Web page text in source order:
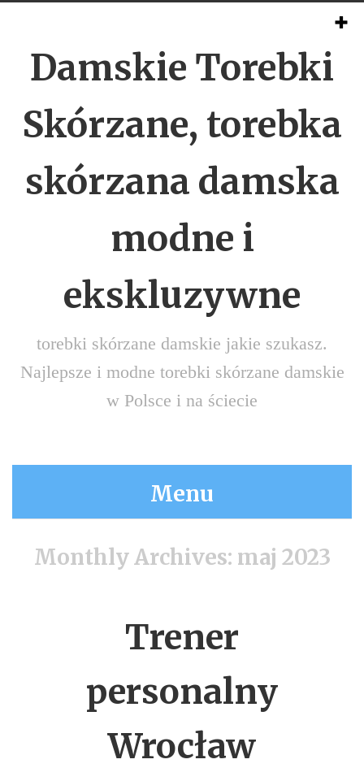
Damskie Torebki
Skórzane, torebka
skórzana damska
modne i
ekskluzywne
torebki skórzane damskie jakie szukasz.
Najlepsze i modne torebki skórzane damskie
w Polsce i na ściecie
Menu
Monthly Archives: maj 2023
Trener
personalny
Wrocław